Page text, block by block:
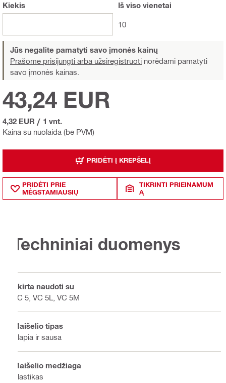
Kiekis Iš viso vienetai
10
Jūs negalite pamatyti savo įmonės kainų
Prašome prisijungti arba užsiregistruoti norėdami pamatyti
savo įmonės kainas.
Kaina su nuolaida (be PVM)
43,24 EUR
4,32 EUR / 1 vnt.
PRIDĖTI Į KREPŠELĮ
PRIDĖTI PRIE
MĖGSTAMIAUSIŲ
TIKRINTI PRIEINAMUM
Ą
Techniniai duomenys
Skirta naudoti su
VC 5, VC 5L, VC 5M
Maišelio tipas
Šlapia ir sausa
Maišelio medžiaga
Plastikas